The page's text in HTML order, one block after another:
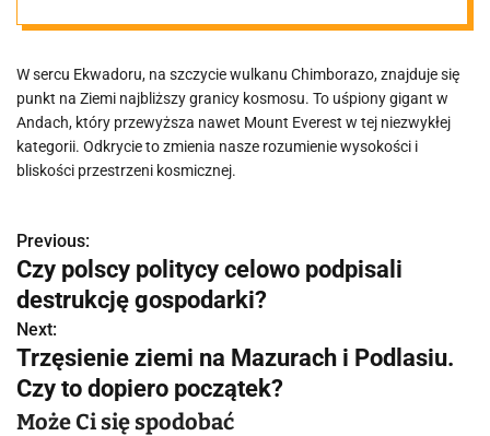
granicy
kosmosu
W sercu Ekwadoru, na szczycie wulkanu Chimborazo, znajduje się
punkt na Ziemi najbliższy granicy kosmosu. To uśpiony gigant w
Andach, który przewyższa nawet Mount Everest w tej niezwykłej
kategorii. Odkrycie to zmienia nasze rozumienie wysokości i
bliskości przestrzeni kosmicznej.
N
a
w
i
g
Previous:
Czy polscy politycy celowo podpisali
destrukcję gospodarki?
Next:
Trzęsienie ziemi na Mazurach i Podlasiu.
Czy to dopiero początek?
Może Ci się spodobać